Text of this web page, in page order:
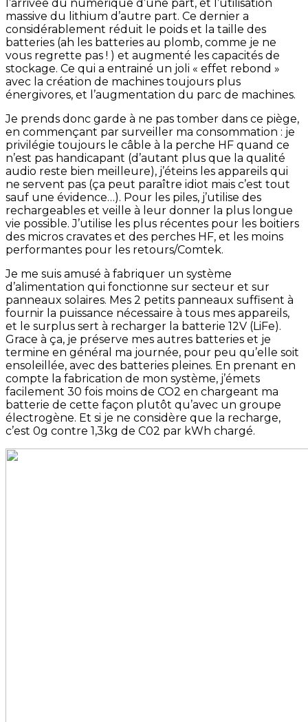
l’arrivée du numérique d’une part, et l’utilisation
massive du lithium d’autre part. Ce dernier a
considérablement réduit le poids et la taille des
batteries (ah les batteries au plomb, comme je ne
vous regrette pas ! ) et augmenté les capacités de
stockage. Ce qui a entrainé un joli « effet rebond »
avec la création de machines toujours plus
énergivores, et l’augmentation du parc de machines.
Je prends donc garde à ne pas tomber dans ce piège,
en commençant par surveiller ma consommation : je
privilégie toujours le câble à la perche HF quand ce
n’est pas handicapant (d’autant plus que la qualité
audio reste bien meilleure), j’éteins les appareils qui
ne servent pas (ça peut paraître idiot mais c’est tout
sauf une évidence…). Pour les piles, j’utilise des
rechargeables et veille à leur donner la plus longue
vie possible. J’utilise les plus récentes pour les boitiers
des micros cravates et des perches HF, et les moins
performantes pour les retours/Comtek.
Je me suis amusé à fabriquer un système
d’alimentation qui fonctionne sur secteur et sur
panneaux solaires. Mes 2 petits panneaux suffisent à
fournir la puissance nécessaire à tous mes appareils,
et le surplus sert à recharger la batterie 12V (LiFe).
Grace à ça, je préserve mes autres batteries et je
termine en général ma journée, pour peu qu’elle soit
ensoleillée, avec des batteries pleines. En prenant en
compte la fabrication de mon système, j’émets
facilement 30 fois moins de CO2 en chargeant ma
batterie de cette façon plutôt qu’avec un groupe
électrogène. Et si je ne considère que la recharge,
c’est 0g contre 1,3kg de C02 par kWh chargé.